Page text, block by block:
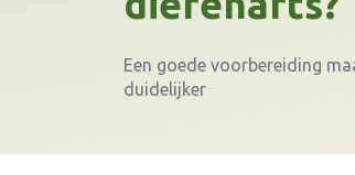
Een goede voorbereiding
duidelijker